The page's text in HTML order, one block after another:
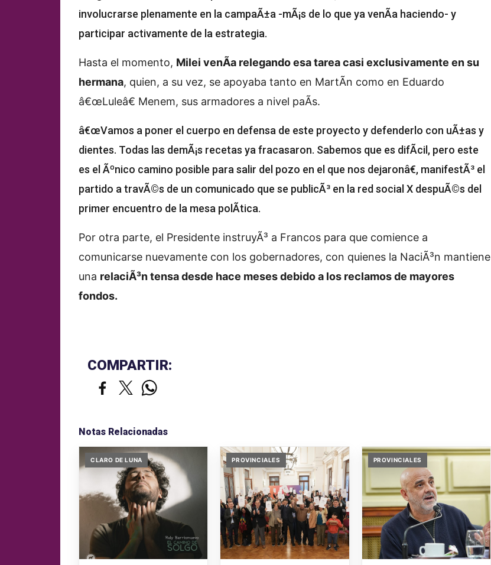
involucrarse plenamente en la campaÃ±a -mÃ¡s de lo que ya venÃ­a haciendo- y
participar activamente de la estrategia.
Hasta el momento, Milei venÃ­a relegando esa tarea casi exclusivamente en su
hermana, quien, a su vez, se apoyaba tanto en MartÃ­n como en Eduardo
â€œLuleâ€ Menem, sus armadores a nivel paÃ­s.
â€œVamos a poner el cuerpo en defensa de este proyecto y defenderlo con uÃ±as y
dientes. Todas las demÃ¡s recetas ya fracasaron. Sabemos que es difÃ­cil, pero este
es el Ãºnico camino posible para salir del pozo en el que nos dejaronâ€, manifestÃ³ el
partido a travÃ©s de un comunicado que se publicÃ³ en la red social X despuÃ©s del
primer encuentro de la mesa polÃ­tica.
Por otra parte, el Presidente instruyÃ³ a Francos para que comience a
comunicarse nuevamente con los gobernadores, con quienes la NaciÃ³n mantiene
una relaciÃ³n tensa desde hace meses debido a los reclamos de mayores
fondos.
COMPARTIR:
Notas Relacionadas
CLARO DE LUNA PROVINCIALES PROVINCIALES